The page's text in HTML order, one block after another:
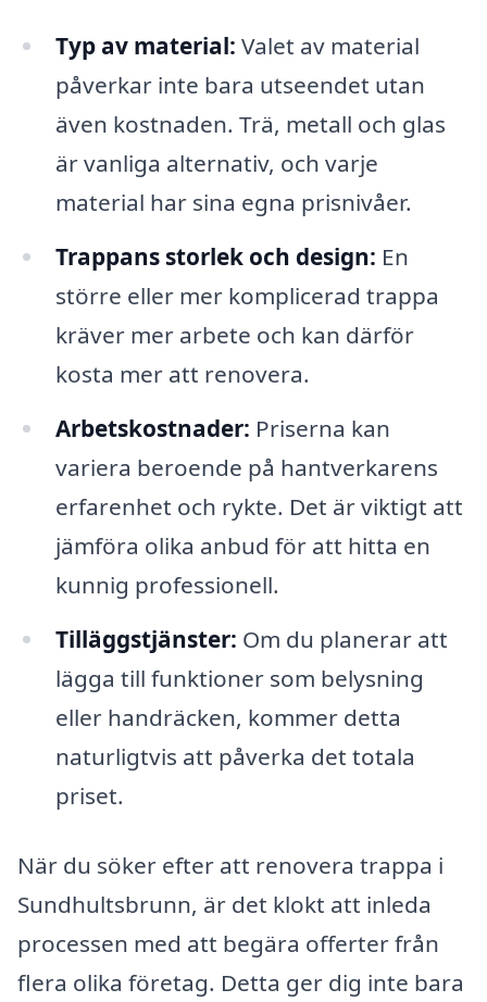
Typ av material: Valet av material
påverkar inte bara utseendet utan
även kostnaden. Trä, metall och glas
är vanliga alternativ, och varje
material har sina egna prisnivåer.
Trappans storlek och design: En
större eller mer komplicerad trappa
kräver mer arbete och kan därför
kosta mer att renovera.
Arbetskostnader: Priserna kan
variera beroende på hantverkarens
erfarenhet och rykte. Det är viktigt att
jämföra olika anbud för att hitta en
kunnig professionell.
Tilläggstjänster: Om du planerar att
lägga till funktioner som belysning
eller handräcken, kommer detta
naturligtvis att påverka det totala
priset.
När du söker efter att renovera trappa i
Sundhultsbrunn, är det klokt att inleda
processen med att begära offerter från
flera olika företag. Detta ger dig inte bara